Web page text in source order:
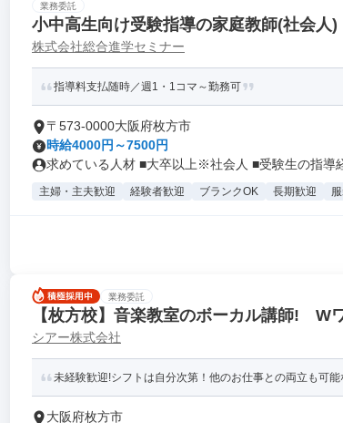
業務委託
小中高生向け受験指導の家庭教師(社会人)
株式会社総合進学セミナー
指導料支払随時／週1・1コマ～勤務可
〒573-0000大阪府枚方市
時給4000円～7500円
求めている人材 ■大卒以上※社会人 ■受験生の指導
主婦・主夫歓迎 経験者歓迎 ブランクOK 長期歓迎
業務委託
【枚方校】音楽教室のボーカル講師! W
シアー株式会社
未経験歓迎!シフトは自分次第！他のお仕事との両立も可
大阪府枚方市